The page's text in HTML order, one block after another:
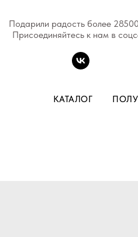
Подарили радость более
Присоединяйтесь к нам в
КАТАЛОГ